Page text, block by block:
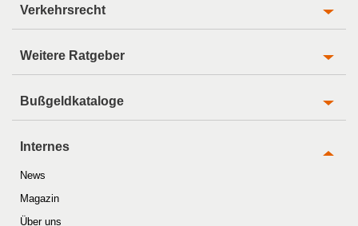
Verkehrsrecht
Weitere Ratgeber
Bußgeldkataloge
Internes
News
Magazin
Über uns